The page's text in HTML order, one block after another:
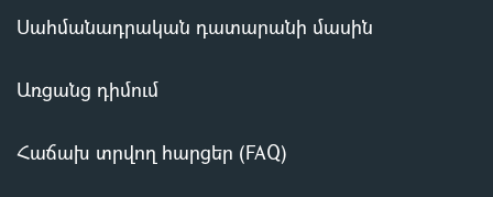
Սահմանադրական դատարանի մասին
Առցանց դիմում
Հաճախ տրվող հարցեր (FAQ)